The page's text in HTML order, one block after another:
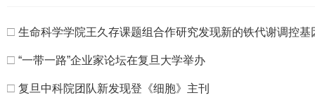
□ 生命科学学院王久存课题组合作研究发现新的铁代谢调控基
□ “一带一路”企业家论坛在复旦大学举办
□ 复旦中科院团队新发现登《细胞》主刊